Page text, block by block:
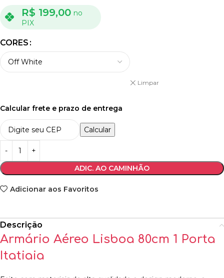
R$ 199,00 no
PIX
CORES
Limpar
Calcular frete e prazo de entrega
Calcular
ADIC. AO CAMINHÃO
Adicionar aos Favoritos
Descrição
Armário Aéreo Lisboa 80cm 1 Porta
Itatiaia